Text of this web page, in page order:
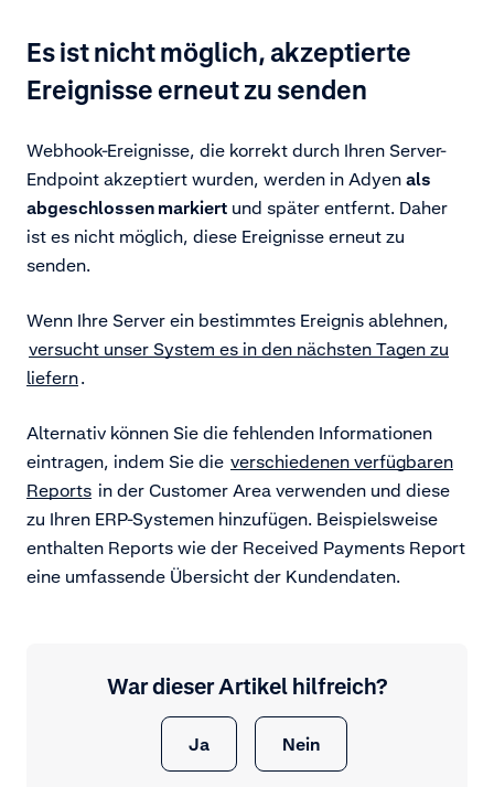
Es ist nicht möglich, akzeptierte
Ereignisse erneut zu senden
Webhook-Ereignisse, die korrekt durch Ihren Server-
Endpoint akzeptiert wurden, werden in Adyen als
abgeschlossen markiert und später entfernt. Daher
ist es nicht möglich, diese Ereignisse erneut zu
senden.
Wenn Ihre Server ein bestimmtes Ereignis ablehnen,
versucht unser System es in den nächsten Tagen zu
liefern.
Alternativ können Sie die fehlenden Informationen
eintragen, indem Sie die verschiedenen verfügbaren
Reports in der Customer Area verwenden und diese
zu Ihren ERP-Systemen hinzufügen. Beispielsweise
enthalten Reports wie der Received Payments Report
eine umfassende Übersicht der Kundendaten.
War dieser Artikel hilfreich?
Ja Nein